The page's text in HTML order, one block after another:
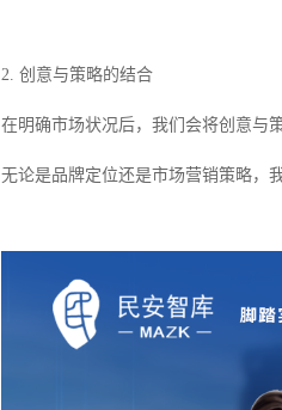
2. 创意与策略的结合
在明确市场状况后，我们会将创意与
无论是品牌定位还是市场营销策略，